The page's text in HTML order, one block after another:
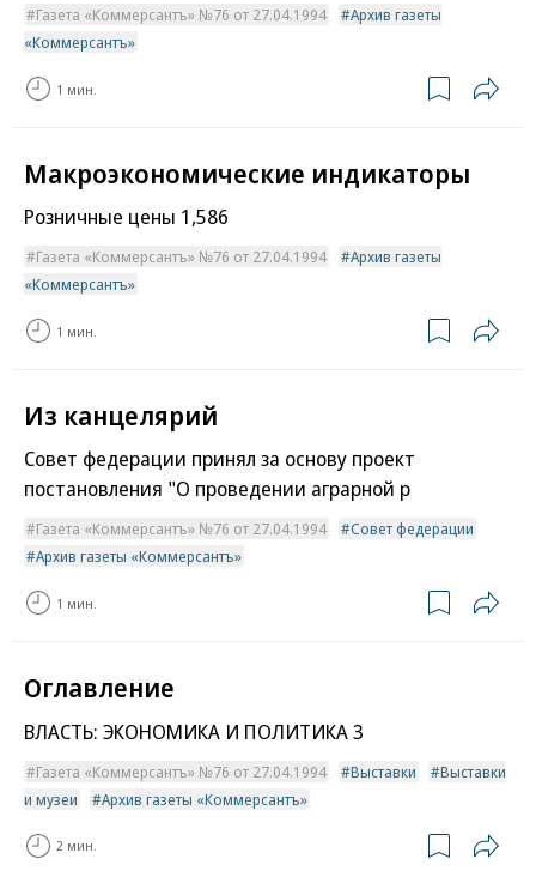
Газета «Коммерсантъ» №76 от 27.04.1994
Архив газеты
«Коммерсантъ»
1 мин.
Макроэкономические индикаторы
Розничные цены 1,586
Газета «Коммерсантъ» №76 от 27.04.1994
Архив газеты
«Коммерсантъ»
1 мин.
Из канцелярий
Совет федерации принял за основу проект
постановления "О проведении аграрной р
Газета «Коммерсантъ» №76 от 27.04.1994
Совет федерации
Архив газеты «Коммерсантъ»
1 мин.
Оглавление
ВЛАСТЬ: ЭКОНОМИКА И ПОЛИТИКА 3
Газета «Коммерсантъ» №76 от 27.04.1994 Выставки
Выставки
и музеи
Архив газеты «Коммерсантъ»
2 мин.